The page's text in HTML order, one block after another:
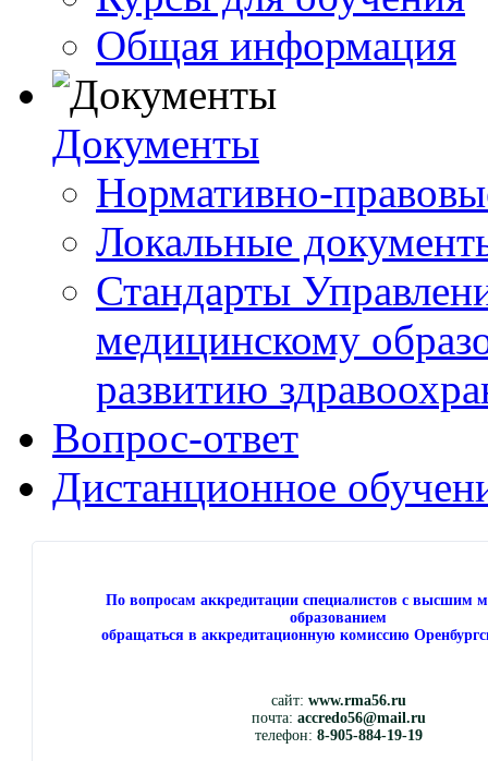
Общая информация
Документы
Нормативно-
Локальные
Стандарты
медицинскому
развитию
Вопрос-ответ
Дистанционное
По вопросам аккредитации специалистов с высшим
образованием
обращаться в аккредитационную комиссию
сайт: www.rma56.ru
почта: accredo56@mail.ru
телефон: 8-905-884-19-19